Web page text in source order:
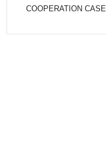
COOPERATION CASE